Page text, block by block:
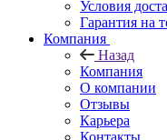
Условия
Гарантия на
Компания
Назад
Компания
О компании
Отзывы
Карьера
Контакты